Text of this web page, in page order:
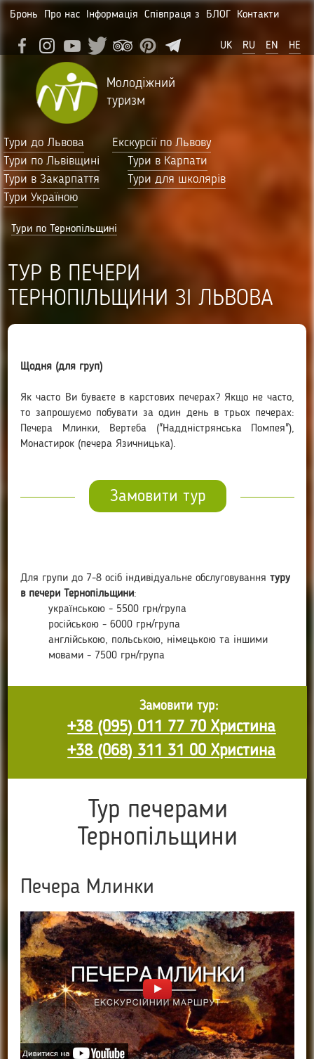
Бронь Про нас Інформація Співпраця з БЛОГ Контакти
UK RU EN HE
Молодіжний
туризм
Тури до Львова
Екскурсії по Львову
Тури по Львівщині
Тури в Карпати
Тури в Закарпаття
Тури для школярів
Тури Україною
Тури по Тернопільщині
ТУР В ПЕЧЕРИ
ТЕРНОПІЛЬЩИНИ ЗІ ЛЬВОВА
Щодня (для груп)
Як часто Ви буваєте в карстових печерах? Якщо не часто,
то запрошуємо побувати за один день в трьох печерах:
Печера Млинки, Вертеба ("Наддністрянська Помпея"),
Монастирок (печера Язичницька).
Замовити тур
Для групи до 7-8 осіб індивідуальне обслуговуваннятуру
в печери Тернопільщини:
українською - 5500 грн/група
російською - 6000 грн/група
англійською, польською, німецькою та іншими
мовами - 7500 грн/група
Замовити тур:
+38 (095) 011 77 70 Христина
+38 (068) 311 31 00 Христина
Тур печерами
Тернопільщини
Печера Млинки